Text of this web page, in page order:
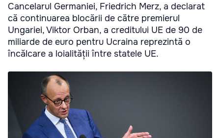
Cancelarul Germaniei, Friedrich Merz, a declarat
că continuarea blocării de către premierul
Ungariei, Viktor Orban, a creditului UE de 90 de
miliarde de euro pentru Ucraina reprezintă o
încălcare a loialității între statele UE.